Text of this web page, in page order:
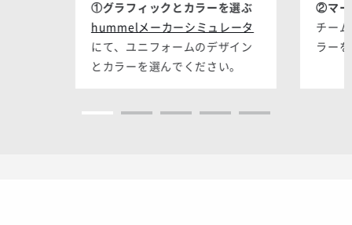
①グラフィックとカラーを選ぶ
hummelメーカーシミュレータ
にて、ユニフォームのデザイン
とカラーを選んでください。
②マー
チー
ラー